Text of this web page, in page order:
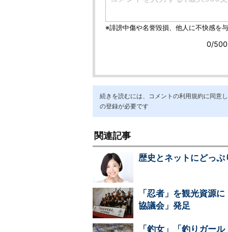
続きを読むには、コメントの利用規約に同意
の登録が必要です
関連記事
歴史とネットにどっぷ
「忍者」を観光資源
協議会」発足
「釣女」「釣りガー